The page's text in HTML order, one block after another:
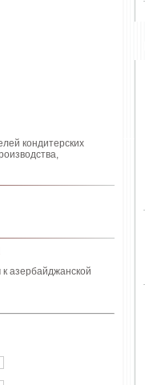
кондитерских
азербайджанской